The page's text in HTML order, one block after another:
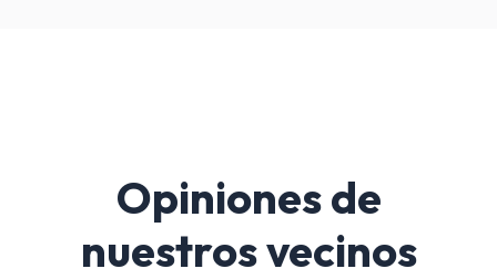
Opiniones de
nuestros vecinos